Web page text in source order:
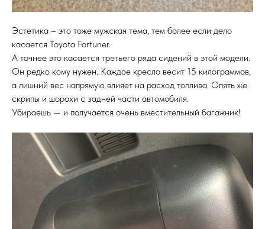
Эстетика – это тоже мужская тема, тем более если дело
касается Toyota Fortuner.
А точнее это касается третьего ряда сидений в этой модели.
Он редко кому нужен. Каждое кресло весит 15 килограммов,
а лишний вес напрямую влияет на расход топлива. Опять же
скрипы и шорохи с задней части автомобиля.
Убираешь — и получается очень вместительный багажник!